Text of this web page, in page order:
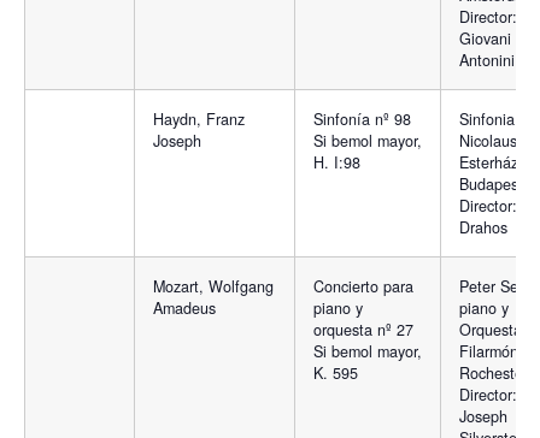
Director:
Giovani
Antonini
Haydn, Franz
Joseph
Sinfonía nº 98
Si bemol mayor,
H. I:98
Sinfonia
Nicolaus
Esterházy
Budapest.
Director:
Drahos
Mozart, Wolfgang
Amadeus
Concierto para
piano y
orquesta nº 27
Si bemol mayor,
K. 595
Peter
piano y
Orquesta
Rochester.
Director:
Joseph